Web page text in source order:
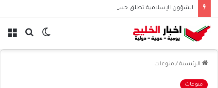
بحث الوضع
الرئيسية / منوعات
منوعات